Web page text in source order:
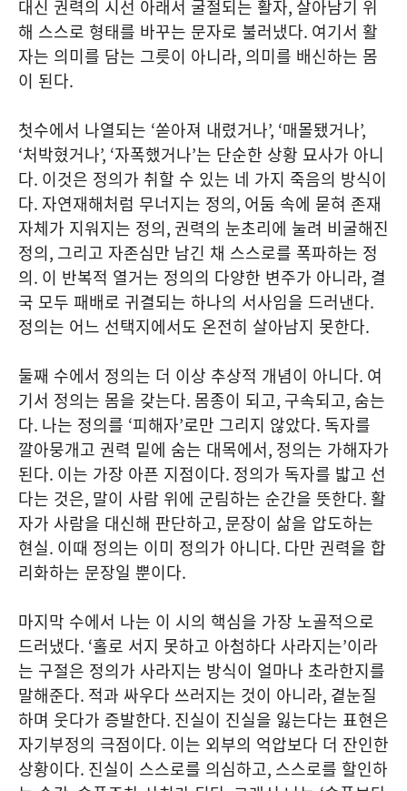
대신 권력의 시선 아래서 굴절되는 활자, 살아남기 위
해 스스로 형태를 바꾸는 문자로 불러냈다. 여기서 활
자는 의미를 담는 그릇이 아니라, 의미를 배신하는 몸
이 된다.
첫수에서 나열되는 ‘쏟아져 내렸거나’, ‘매몰됐거나’,
‘처박혔거나’, ‘자폭했거나’는 단순한 상황 묘사가 아니
다. 이것은 정의가 취할 수 있는 네 가지 죽음의 방식이
다.자연재해처럼 무너지는 정의, 어둠 속에 묻혀 존재
자체가 지워지는 정의, 권력의 눈초리에 눌려 비굴해진
정의, 그리고 자존심만 남긴 채 스스로를 폭파하는 정
의. 이 반복적 열거는 정의의 다양한 변주가 아니라, 결
국 모두 패배로 귀결되는 하나의 서사임을 드러낸다.
정의는 어느 선택지에서도 온전히 살아남지 못한다.
둘째 수에서 정의는 더 이상 추상적 개념이 아니다. 여
기서 정의는 몸을 갖는다. 몸종이 되고, 구속되고, 숨는
다. 나는 정의를 ‘피해자’로만 그리지 않았다. 독자를
깔아뭉개고 권력 밑에 숨는 대목에서, 정의는 가해자가
된다. 이는 가장 아픈 지점이다. 정의가 독자를 밟고 선
다는 것은, 말이 사람 위에 군림하는 순간을 뜻한다. 활
자가 사람을 대신해 판단하고, 문장이 삶을 압도하는
현실. 이때 정의는 이미 정의가 아니다. 다만 권력을 합
리화하는 문장일 뿐이다.
마지막 수에서 나는 이 시의 핵심을 가장 노골적으로
드러냈다. ‘홀로 서지 못하고 아첨하다 사라지는’이라
는 구절은 정의가 사라지는 방식이 얼마나 초라한지를
말해준다. 적과 싸우다 쓰러지는 것이 아니라, 곁눈질
하며 웃다가 증발한다. 진실이 진실을 잃는다는 표현은
자기부정의 극점이다. 이는 외부의 억압보다 더 잔인한
상황이다. 진실이 스스로를 의심하고, 스스로를 할인하